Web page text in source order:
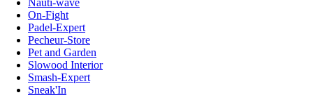
Nauti-wave
On-Fight
Padel-Expert
Pecheur-Store
Pet and Garden
Slowood Interior
Smash-Expert
Sneak'In